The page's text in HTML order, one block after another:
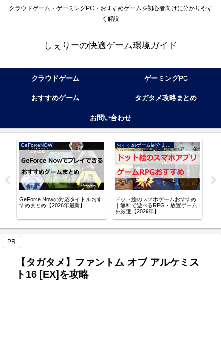
クラウドゲーム・ゲーミングPC・おすすめゲームを初心者向けに分かりやす
く解説
しぇりーの快適ゲーム環境ガイド
クラウドゲーム ゲーミングPC
おすすめゲーム タガタメ攻略まとめ
お問い合わせ
GeForceNOW
GeForce Nowの対応タイトルおす
すめまとめ【2026年最新】
ドット絵のスマホゲームおすすめ
｜無料で遊べるRPG・放置ゲーム
を厳選【2026年】
PR
【タガタメ】ファントム オブ アルケミス
ト16 [EX]を攻略